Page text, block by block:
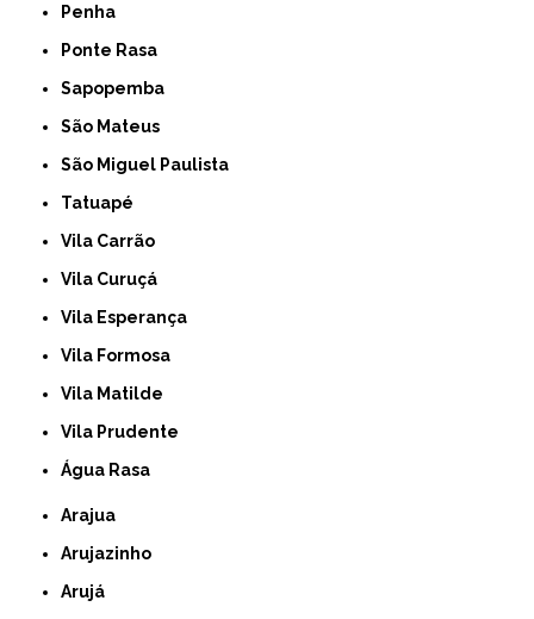
Penha
Ponte Rasa
Sapopemba
São Mateus
São Miguel Paulista
Tatuapé
Vila Carrão
Vila Curuçá
Vila Esperança
Vila Formosa
Vila Matilde
Vila Prudente
Água Rasa
Arajua
Arujazinho
Arujá